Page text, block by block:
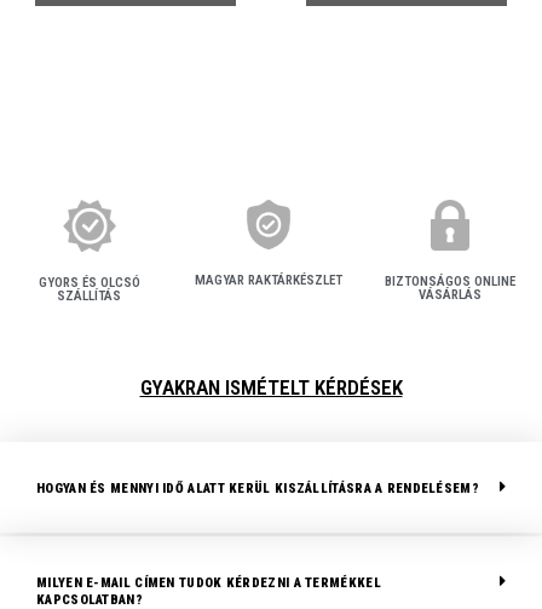
GYORS ÉS OLCSÓ
SZÁLLÍTÁS
MAGYAR RAKTÁRKÉSZLET
BIZTONSÁGOS ONLINE
VÁSÁRLÁS
GYAKRAN ISMÉTELT KÉRDÉSEK
HOGYAN ÉS MENNYI IDŐ ALATT KERÜL KISZÁLLÍTÁSRA A RENDELÉSEM?
MILYEN E-MAIL CÍMEN TUDOK KÉRDEZNI A TERMÉKKEL
KAPCSOLATBAN?